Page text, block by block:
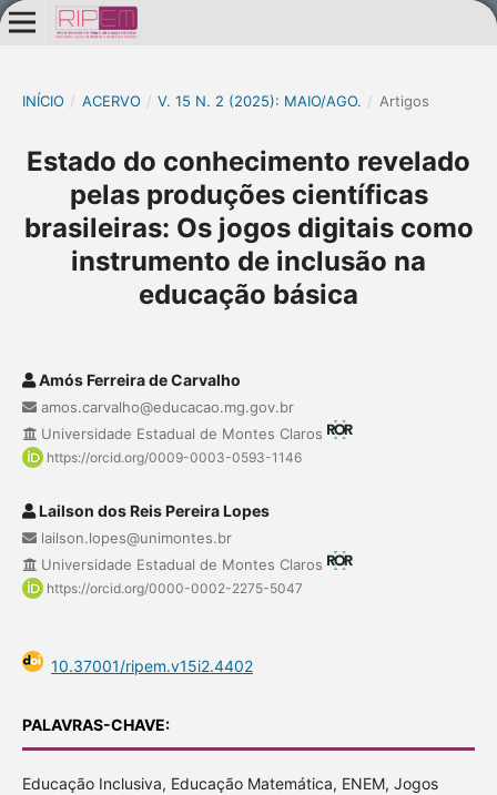
INÍCIO / ACERVO / V. 15 N. 2 (2025): MAIO/AGO. / Artigos
Estado do conhecimento revelado
pelas produções científicas
brasileiras: Os jogos digitais como
instrumento de inclusão na
educação básica
Amós Ferreira de Carvalho
amos.carvalho@educacao.mg.gov.br
Universidade Estadual de Montes Claros
https://orcid.org/0009-0003-0593-1146
Lailson dos Reis Pereira Lopes
lailson.lopes@unimontes.br
Universidade Estadual de Montes Claros
https://orcid.org/0000-0002-2275-5047
10.37001/ripem.v15i2.4402
PALAVRAS-CHAVE:
Educação Inclusiva, Educação Matemática, ENEM, Jogos